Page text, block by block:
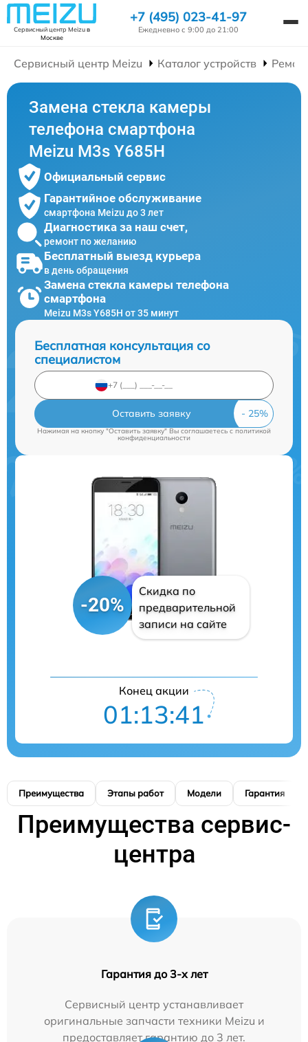
Сервисный центр Meizuв
Москве
+7 (495) 023-41-97
Ежедневно с 9:00 до 21:00
Сервисный центр Meizu Каталог устройств
Замена стекла камеры
телефона смартфона
Meizu M3s Y685H
Официальный сервис
Гарантийное обслуживание
смартфона Meizu до 3 лет
Диагностика за наш счет,
ремонт по желанию
Бесплатный выезд курьера
в день обращения
Замена стекла камеры телефона
смартфона
Meizu M3s Y685H от 35 минут
Бесплатная консультация со
специалистом
Оставить заявку
Нажимая на кнопку "Оставить заявку" Вы соглашаетесь cполитикой
конфиденциальности
-20%
Скидка по
предварительной
записи на сайте
Конец акции
01:13:40
Преимущества Этапы работ Модели Гарантия
Преимущества сервис-
центра
Гарантия до 3-х лет
Сервисный центр устанавливает
оригинальные запчасти техники Meizu и
предоставляет гарантию до 3 лет.